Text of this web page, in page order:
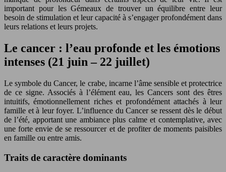
important pour les Gémeaux de trouver un équilibre entre leur
besoin de stimulation et leur capacité à s’engager profondément dans
leurs relations et leurs projets.
Le cancer : l’eau profonde et les émotions
intenses (21 juin – 22 juillet)
Le symbole du Cancer, le crabe, incarne l’âme sensible et protectrice
de ce signe. Associés à l’élément eau, les Cancers sont des êtres
intuitifs, émotionnellement riches et profondément attachés à leur
famille et à leur foyer. L’influence du Cancer se ressent dès le début
de l’été, apportant une ambiance plus calme et contemplative, avec
une forte envie de se ressourcer et de profiter de moments paisibles
en famille ou entre amis.
Traits de caractère dominants